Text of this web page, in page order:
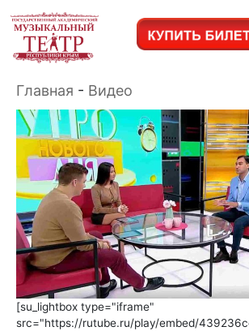
Главная - Видео
[su_lightbox type="iframe"
src="https://rutube.ru/play/embed/